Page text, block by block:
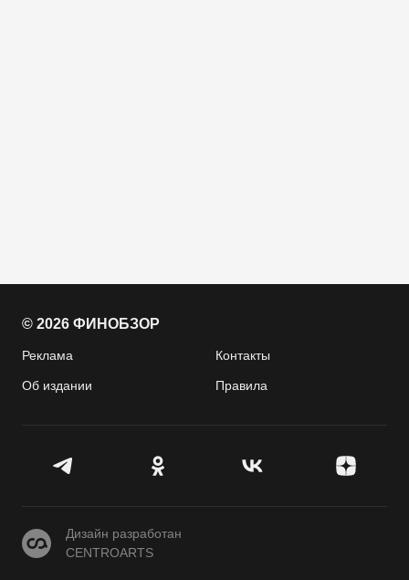
© 2026 ФИНОБЗОР
Реклама Контакты
Об издании Правила
CENTROARTS